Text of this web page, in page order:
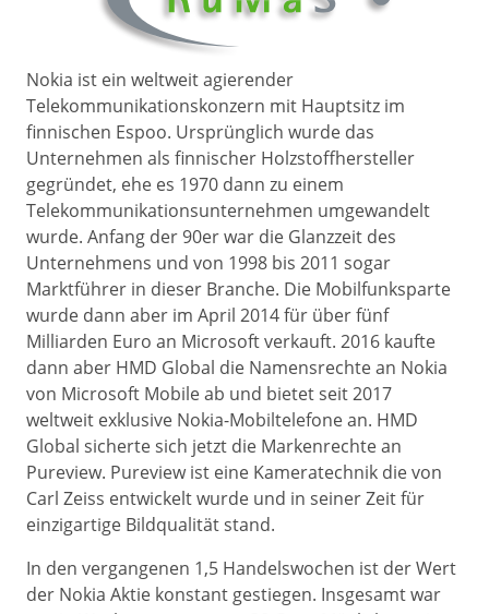
Nokia ist ein weltweit agierender
Telekommunikationskonzern mit Hauptsitz im
finnischen Espoo. Ursprünglich wurde das
Unternehmen als finnischer Holzstoffhersteller
gegründet, ehe es 1970 dann zu einem
Telekommunikationsunternehmen umgewandelt
wurde. Anfang der 90er war die Glanzzeit des
Unternehmens und von 1998 bis 2011 sogar
Marktführer in dieser Branche. Die Mobilfunksparte
wurde dann aber im April 2014 für über fünf
Milliarden Euro an Microsoft verkauft. 2016 kaufte
dann aber HMD Global die Namensrechte an Nokia
von Microsoft Mobile ab und bietet seit 2017
weltweit exklusive Nokia-Mobiltelefone an. HMD
Global sicherte sich jetzt die Markenrechte an
Pureview. Pureview ist eine Kameratechnik die von
Carl Zeiss entwickelt wurde und in seiner Zeit für
einzigartige Bildqualität stand.
In den vergangenen 1,5 Handelswochen ist der Wert
der Nokia Aktie konstant gestiegen. Insgesamt war